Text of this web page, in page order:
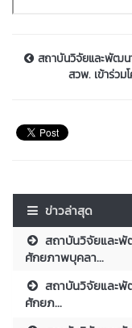
สถาบันวิจัยและพัฒน
สวพ. เข้าร่วม
ข่าวล่าสุด
สถาบันวิจัยและ
ศักยภาพบุคลา...
สถาบันวิจัยและ
ศักยภ...